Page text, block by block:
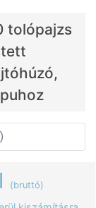
tolópajzs
(bruttó)